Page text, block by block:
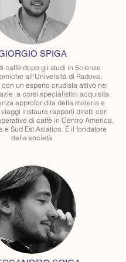
SPIGA
caffè dopo gli studi in Scienze
all’Università di Padova,
un esperto crudista attivo nel
a corsi specialistici acquisita
approfondita della materia e
instaura rapporti diretti con
di caffè in Centro America,
e Sud Est Asiatico. È il fondatore
della società.